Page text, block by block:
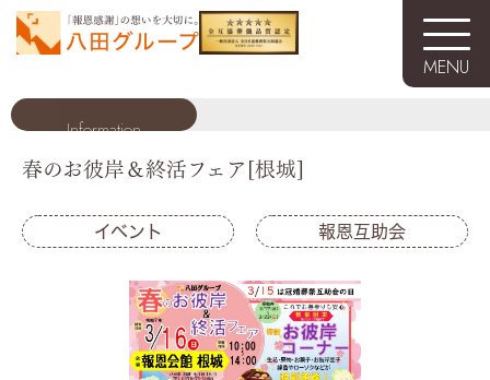
Skip
content
MENU
Information
春のお彼岸＆終活フェア[根城]
イベント 報恩互助会